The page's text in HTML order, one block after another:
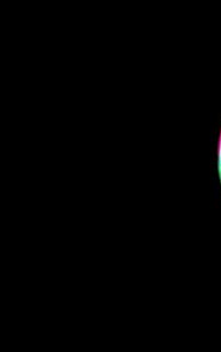
Analisi
Iscritto
Autore